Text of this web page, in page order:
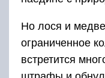
Но лося и
ограниченное
встретится